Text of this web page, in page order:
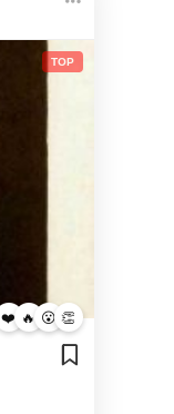
TOP
❤️ 🔥 😮 👏